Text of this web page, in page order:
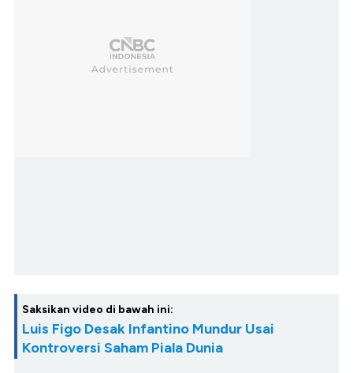
Saksikan video di bawah ini:
Luis Figo Desak Infantino Mundur Usai
Kontroversi Saham Piala Dunia